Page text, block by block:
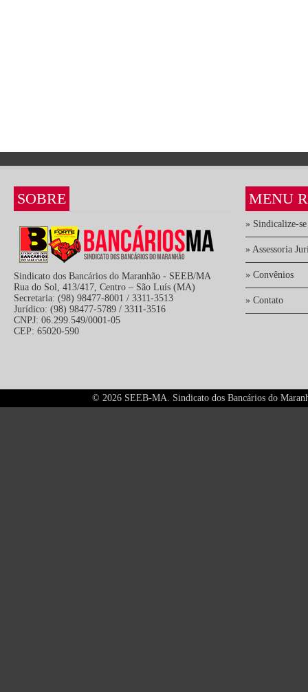
SOBRE
Sindicato dos Bancários do Maranhão - SEEB/MA
Rua do Sol, 413/417, Centro – São Luís (MA)
Secretaria: (98) 98477-8001 / 3311-3513
Jurídico: (98) 98477-5789 / 3311-3516
CNPJ: 06.299.549/0001-05
CEP: 65020-590
MENU
» Sindicalize-se
» Assessoria
» Convênios
» Contato
© 2026 SEEB-MA. Sindicato dos Bancários do